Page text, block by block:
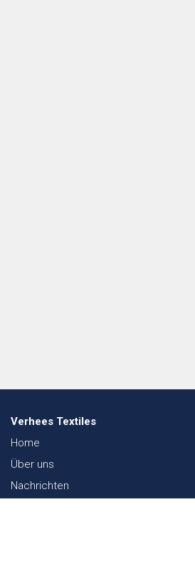
Verhees Textiles
Home
Über uns
Nachrichten